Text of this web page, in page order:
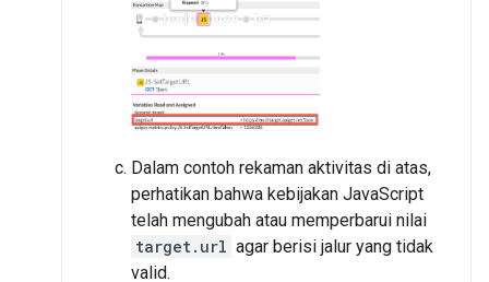
Dalam contoh rekaman aktivitas di atas,
perhatikan bahwa kebijakan JavaScript
telah mengubah atau memperbarui nilai
target.url agar berisi jalur yang tidak
valid.